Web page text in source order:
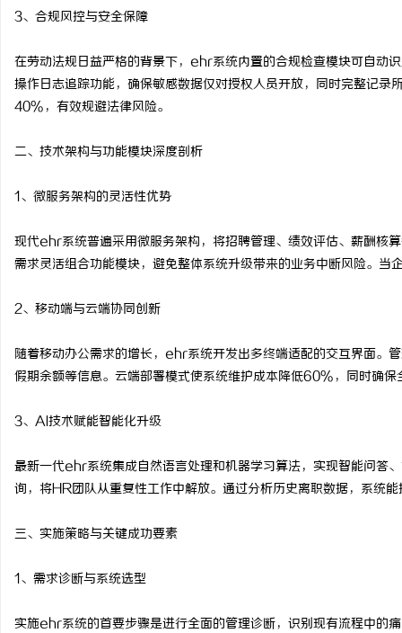
3、合规风控与安全保障
在劳动法规日益严格的背景下，ehr系统内置的合规检查模块可自动
操作日志追踪功能，确保敏感数据仅对授权人员开放，同时完整记
40%，有效规避法律风险。
二、技术架构与功能模块深度剖析
1、微服务架构的灵活性优势
现代ehr系统普遍采用微服务架构，将招聘管理、绩效评估、薪酬核
需求灵活组合功能模块，避免整体系统升级带来的业务中断风险。当
2、移动端与云端协同创新
随着移动办公需求的增长，ehr系统开发出多终端适配的交互界面。
假期余额等信息。云端部署模式使系统维护成本降低60%，同时确
3、AI技术赋能智能化升级
最新一代ehr系统集成自然语言处理和机器学习算法，实现智能问答
询，将HR团队从重复性工作中解放。通过分析历史离职数据，系统
三、实施策略与关键成功要素
1、需求诊断与系统选型
实施ehr系统的首要步骤是进行全面的管理诊断，识别现有流程中的
面解析2828电影网：海量影视资源的优质
看平台
麻花影视：打造中国喜
现象